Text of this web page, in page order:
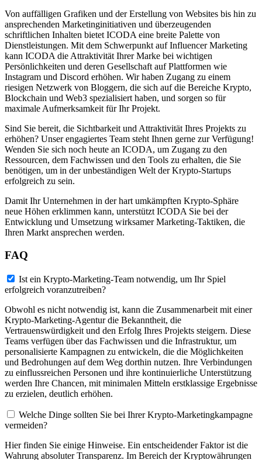
Von auffälligen Grafiken und der Erstellung von Websites bis hin zu
ansprechenden Marketinginitiativen und überzeugenden
schriftlichen Inhalten bietet ICODA eine breite Palette von
Dienstleistungen. Mit dem Schwerpunkt auf Influencer Marketing
kann ICODA die Attraktivität Ihrer Marke bei wichtigen
Persönlichkeiten und deren Gesellschaft auf Plattformen wie
Instagram und Discord erhöhen. Wir haben Zugang zu einem
riesigen Netzwerk von Bloggern, die sich auf die Bereiche Krypto,
Blockchain und Web3 spezialisiert haben, und sorgen so für
maximale Aufmerksamkeit für Ihr Projekt.
Sind Sie bereit, die Sichtbarkeit und Attraktivität Ihres Projekts zu
erhöhen? Unser engagiertes Team steht Ihnen gerne zur Verfügung!
Wenden Sie sich noch heute an ICODA, um Zugang zu den
Ressourcen, dem Fachwissen und den Tools zu erhalten, die Sie
benötigen, um in der unbeständigen Welt der Krypto-Startups
erfolgreich zu sein.
Damit Ihr Unternehmen in der hart umkämpften Krypto-Sphäre
neue Höhen erklimmen kann, unterstützt ICODA Sie bei der
Entwicklung und Umsetzung wirksamer Marketing-Taktiken, die
Ihren Markt ansprechen werden.
FAQ
Ist ein Krypto-Marketing-Team notwendig, um Ihr Spiel
erfolgreich voranzutreiben?
Obwohl es nicht notwendig ist, kann die Zusammenarbeit mit einer
Krypto-Marketing-Agentur die Bekanntheit, die
Vertrauenswürdigkeit und den Erfolg Ihres Projekts steigern. Diese
Teams verfügen über das Fachwissen und die Infrastruktur, um
personalisierte Kampagnen zu entwickeln, die die Möglichkeiten
und Bedrohungen auf dem Weg dorthin nutzen. Ihre Verbindungen
zu einflussreichen Personen und ihre kontinuierliche Unterstützung
werden Ihre Chancen, mit minimalen Mitteln erstklassige Ergebnisse
zu erzielen, deutlich erhöhen.
Welche Dinge sollten Sie bei Ihrer Krypto-Marketingkampagne
vermeiden?
Hier finden Sie einige Hinweise. Ein entscheidender Faktor ist die
Wahrung absoluter Transparenz. Im Bereich der Kryptowährungen